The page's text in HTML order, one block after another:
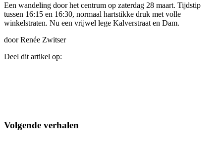
Een wandeling door het centrum op zaterdag 28 maart. Tijdstip
tussen 16:15 en 16:30, normaal hartstikke druk met volle
winkelstraten. Nu een vrijwel lege Kalverstraat en Dam.
door Renée Zwitser
Deel dit artikel op:
Volgende verhalen